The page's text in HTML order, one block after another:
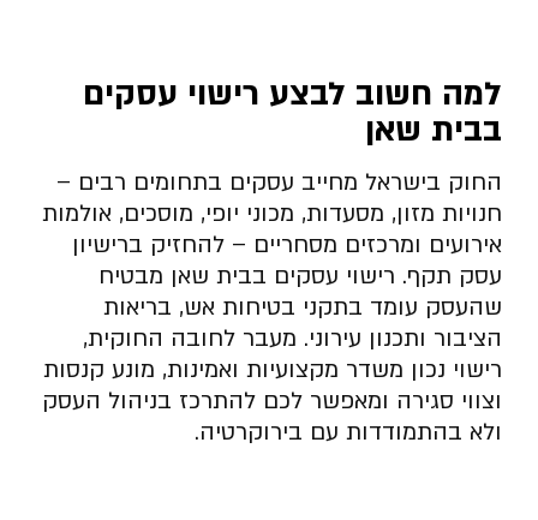
למה חשוב לבצע רישוי עסקים
בבית שאן
החוק בישראל מחייב עסקים בתחומים רבים –
חנויות מזון, מסעדות, מכוני יופי, מוסכים, אולמות
אירועים ומרכזים מסחריים – להחזיק ברישיון
עסק תקף. רישוי עסקים בבית שאן מבטיח
שהעסק עומד בתקני בטיחות אש, בריאות
הציבור ותכנון עירוני. מעבר לחובה החוקית,
רישוי נכון משדר מקצועיות ואמינות, מונע קנסות
וצווי סגירה ומאפשר לכם להתרכז בניהול העסק
ולא בהתמודדות עם בירוקרטיה.